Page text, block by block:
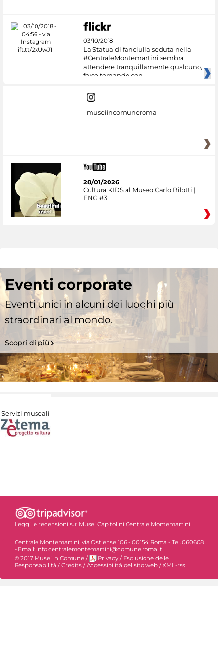
03/10/2018
La Statua di fanciulla seduta nella
#CentraleMontemartini sembra
attendere tranquillamente qualcuno,
forse tornando con
museiincomuneroma
28/01/2026
Cultura KIDS al Museo Carlo Bilotti |
ENG #3
Eventi corporate
Eventi unici in alcuni dei luoghi più
straordinari al mondo.
Scopri di più
Servizi museali
Leggi le recensioni su: Musei Capitolini Centrale Montemartini
Centrale Montemartini, via Ostiense 106 - 00154 Roma - Tel. 060608
- Email: info.centralemontemartini@comune.roma.it
© 2017 Musei in Comune / Privacy / Esclusione delle
Responsabilità /Credits /Accessibilità del sito web /XML-rss